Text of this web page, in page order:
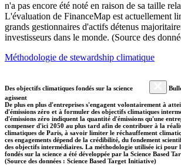
n'a pas encore été noté en raison de sa taille
L'évaluation de FinanceMap est actuellement
grands gestionnaires d'actifs détenus
investisseurs dans le monde. (Source des
Méthodologie de stewardship climatique
Des objectifs climatiques fondés sur la science
agissent
De plus en plus d'entreprises s'engagent volontairement à
d'émissions zéro et à formuler des objectifs climatiques
d'émissions zéro indiquent la quantité d'émissions qu'une
compenser d'ici 2050 au plus tard afin de contribuer à la
climatiques de Paris, à savoir limiter le réchauffement
ces engagements dépend de la crédibilité, du fondement
des objectifs intermédiaires. La méthodologie utilisée ici pour
fondés sur la science a été développée par la Science Based
(Source des données : Science Based Target Initiative)